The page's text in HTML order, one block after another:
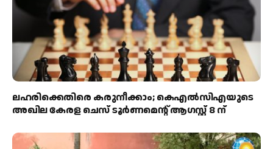
ലഹരിക്കെതിരെ കരുനീക്കാം; കെഎൽസിഎയുടെ
അഖില കേരള ചെസ് ടൂർണമെന്റ് ആഗസ്റ്റ് 8 ന്